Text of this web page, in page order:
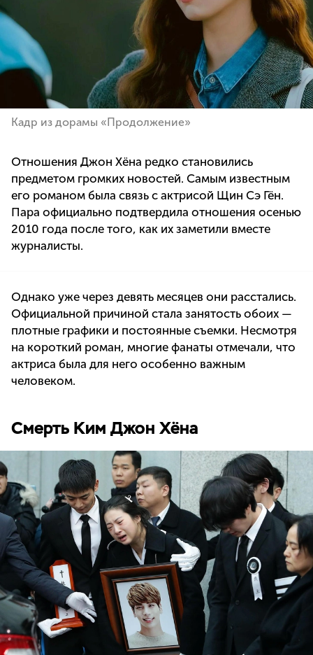
Кадр из дорамы «Продолжение»
Отношения Джон Хёна редко становились
предметом громких новостей. Самым известным
его романом была связь с актрисой Щин Сэ Гён.
Пара официально подтвердила отношения осенью
2010 года после того, как их заметили вместе
журналисты.
Однако уже через девять месяцев они расстались.
Официальной причиной стала занятость обоих —
плотные графики и постоянные съемки. Несмотря
на короткий роман, многие фанаты отмечали, что
актриса была для него особенно важным
человеком.
Смерть Ким Джон Хёна